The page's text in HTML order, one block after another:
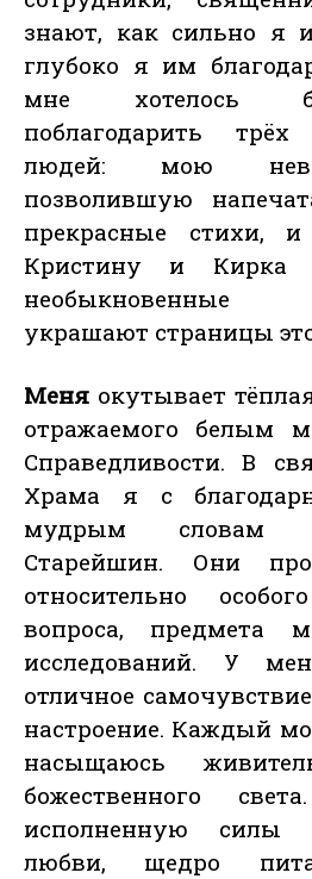
знают, как сильно я
глубоко я им
мне хотелось
поблагодарить трёх
людей: мою
позволившую
прекрасные стихи, и
Кристину и Кирка
необыкновенные
украшают страницы
Меня окутывает
отражаемого белым
Справедливости. В
Храма я с
мудрым словам
Старейшин. Они
относительно
вопроса, предмета
исследований. У
отличное
настроение. Каждый
насыщаюсь
божественного
исполненную силы
любви, щедро